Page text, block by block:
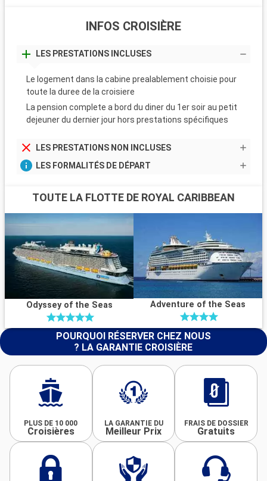
INFOS CROISIÈRE
LES PRESTATIONS INCLUSES
Le logement dans la cabine prealablement choisie pour
toute la duree de la croisiere
La pension complete a bord du diner du 1er soir au petit
dejeuner du dernier jour hors prestations spécifiques
LES PRESTATIONS NON INCLUSES
LES FORMALITÉS DE DÉPART
TOUTE LA FLOTTE DE ROYAL CARIBBEAN
Odyssey of the Seas Adventure of the Seas
POURQUOI RÉSERVER CHEZ NOUS
? LA GARANTIE CROISIÈRE
PLUS DE 10 000
Croisières
LA GARANTIE DU
Meilleur Prix
FRAIS DE DOSSIER
Gratuits